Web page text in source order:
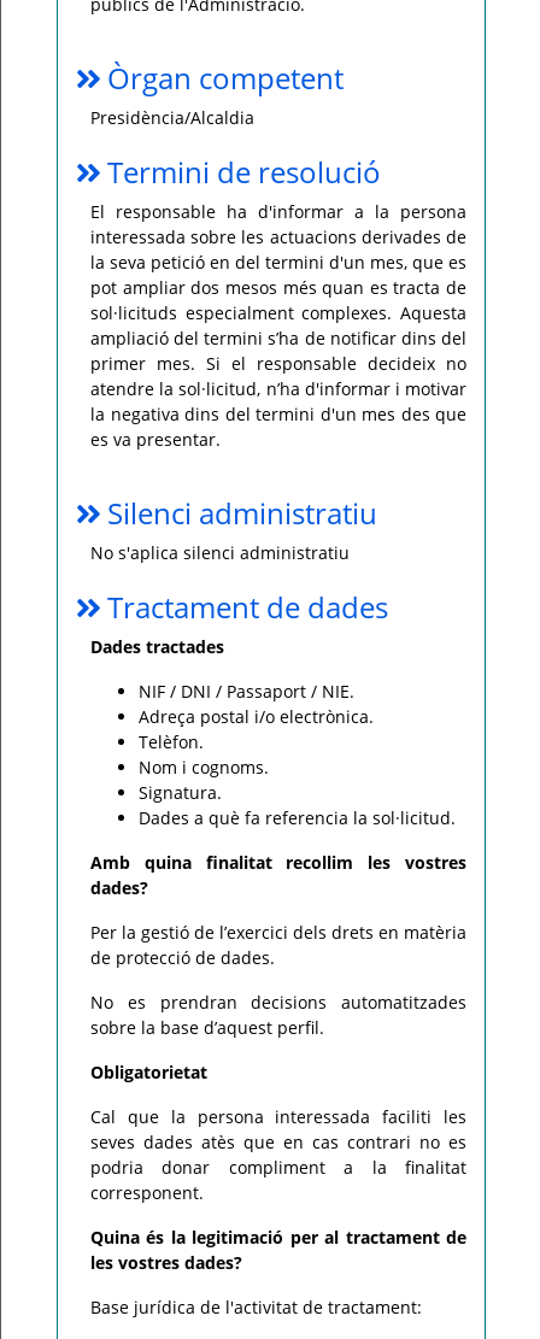
Òrgan competent
Presidència/Alcaldia
Termini de resolució
El responsable ha d'informar a la persona
interessada sobre les actuacions derivades de
la seva petició en del termini d'un mes, que es
pot ampliar dos mesos més quan es tracta de
sol·licituds especialment complexes. Aquesta
ampliació del termini s’ha de notificar dins del
primer mes. Si el responsable decideix no
atendre la sol·licitud, n’ha d'informar i motivar
la negativa dins del termini d'un mes des que
es va presentar.
Silenci administratiu
No s'aplica silenci administratiu
Tractament de dades
Dades tractades
NIF / DNI / Passaport / NIE.
Adreça postal i/o electrònica.
Telèfon.
Nom i cognoms.
Signatura.
Dades a què fa referencia la sol·licitud.
Amb quina finalitat recollim les vostres
dades?
Per la gestió de l’exercici dels drets en matèria
de protecció de dades.
No es prendran decisions automatitzades
sobre la base d’aquest perfil.
Obligatorietat
Cal que la persona interessada faciliti les
seves dades atès que en cas contrari no es
podria donar compliment a la finalitat
corresponent.
Quina és la legitimació per al tractament de
les vostres dades?
Base jurídica de l'activitat de tractament: